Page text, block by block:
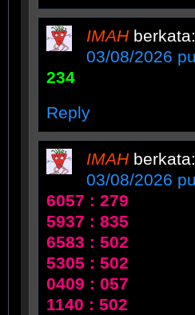
IMAH berkata:
03/08/2026
234
Reply
IMAH berkata:
03/08/2026
6057 : 279
5937 : 835
6583 : 502
5305 : 502
0409 : 057
1140 : 502